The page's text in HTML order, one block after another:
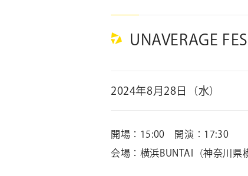
UNAVERAGE
2024年8月28日（水）
開場： 15:00 開演： 17:30
会場：横浜BUNTAI （神奈川県